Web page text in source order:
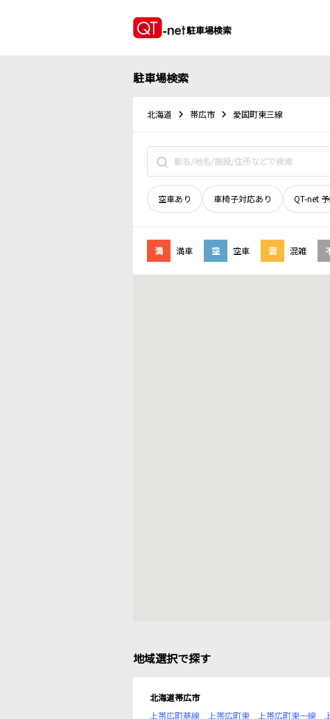
駐車場検索
駐車場検索
北海道 帯広市 愛国町東三線
空車あり 車椅子対応あり QT-net
満 満車 空 空車 混 混雑
地域選択で探す
北海道帯広市
上帯広町基線
上帯広町東 上帯広町東一線